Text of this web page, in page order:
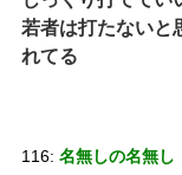
若者は打たないと
れてる
116: 名無しの名無し